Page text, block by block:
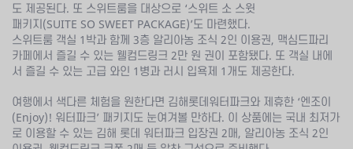
도 제공된다. 또 스위트룸을 대상으로 ‘스위트 소 스윗
패키지(SUITE SO SWEET PACKAGE)’도 마련했다.
스위트룸 객실 1박과 함께 3층 알리아농 조식 2인 이용권, 맥심드파리
카페에서 즐길 수 있는 웰컴드링크 2만 원 권이 포함됐다. 또 객실 내에
서 즐길 수 있는 고급 와인 1병과 러시 입욕제 1개도 제공한다.
여행에서 색다른 체험을 원한다면 김해롯데워터파크와 제휴한 ‘엔조이
(Enjoy)! 워터파크’ 패키지도 눈여겨볼 만하다. 이 상품에는 국내 최저가
로 이용할 수 있는 김해 롯데 워터파크 입장권 2매, 알리아농 조식 2인